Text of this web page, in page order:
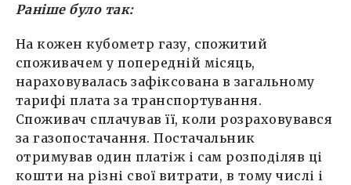
Раніше було так:
На кожен кубометр газу, спожитий
споживачем у попередній місяць,
нараховувалась зафіксована в загальному
тарифі плата за транспортування.
Споживач сплачував її, коли розраховувався
за газопостачання. Постачальник
отримував один платіж і сам розподіляв ці
кошти на різні свої витрати, в тому числі і